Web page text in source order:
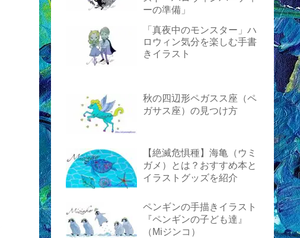
ーの準備」
「真夜中のモンスター」ハ
ロウィン気分を楽しむ手書
きイラスト
秋の四辺形ペガスス座（ペ
ガサス座）の見つけ方
【絶滅危惧種】海亀（ウミ
ガメ）とは？おすすめ本と
イラストグッズを紹介
ペンギンの手描きイラスト
『ペンギンの子ども達』
（Miジンコ）